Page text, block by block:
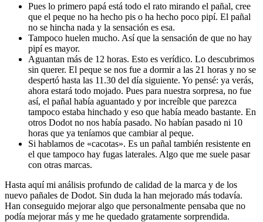
Pues lo primero papá está todo el rato mirando el pañal, cree
que el peque no ha hecho pis o ha hecho poco pipí. El pañal
no se hincha nada y la sensación es esa.
Tampoco huelen mucho. Así que la sensación de que no hay
pipí es mayor.
Aguantan más de 12 horas. Esto es verídico. Lo descubrimos
sin querer. El peque se nos fue a dormir a las 21 horas y no se
despertó hasta las 11.30 del día siguiente. Yo pensé: ya verás,
ahora estará todo mojado. Pues para nuestra sorpresa, no fue
así, el pañal había aguantado y por increíble que parezca
tampoco estaba hinchado y eso que había meado bastante. En
otros Dodot no nos había pasado. No habían pasado ni 10
horas que ya teníamos que cambiar al peque.
Si hablamos de «cacotas». Es un pañal también resistente en
el que tampoco hay fugas laterales. Algo que me suele pasar
con otras marcas.
Hasta aquí mi análisis profundo de calidad de la marca y de los
nuevo pañales de Dodot. Sin duda la han mejorado más todavía.
Han conseguido mejorar algo que personalmente pensaba que no
podía mejorar más y me he quedado gratamente sorprendida.